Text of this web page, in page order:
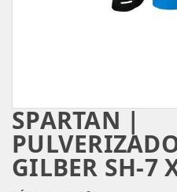
SPARTAN |
GILBER SH-7